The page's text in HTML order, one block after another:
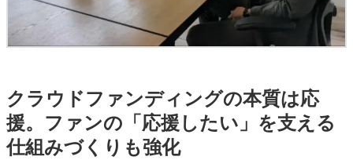
クラウドファンディングの本質は応
援。ファンの「応援したい」を支える
仕組みづくりも強化